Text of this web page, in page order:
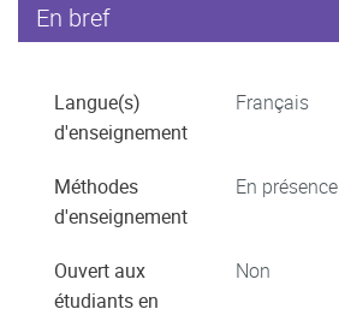
En bref
Langue(s)
d'enseignement
Français
Méthodes
d'enseignement
En présence
Ouvert aux
étudiants en
Non